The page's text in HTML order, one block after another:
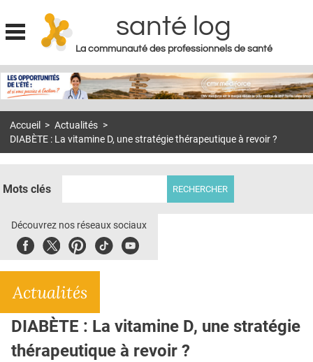
Jump to navigation
santé log
La communauté des professionnels de santé
MON COMPTE
S'ABONNER À LA REVUE SOIN À DOMICILE
DOSSIERS
E-REVUE SAD
L'APP
QUI SOMMES-NOUS ?
PUBLICITÉ
Accueil > Actualités >
DIABÈTE : La vitamine D, une stratégie thérapeutique à revoir ?
Mots clés
Découvrez nos réseaux sociaux
FacebookTwitterPinterest
TiktokYoubute
Actualités
DIABÈTE : La vitamine D, une stratégie
thérapeutique à revoir ?